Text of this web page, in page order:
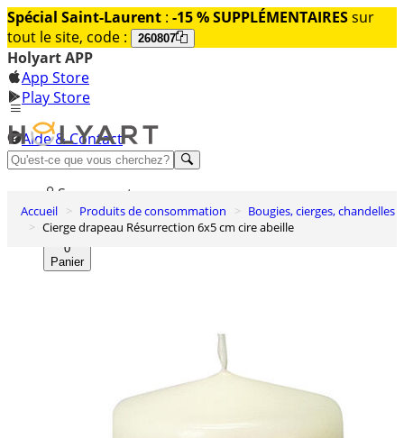
Spécial Saint-Laurent : -15 % SUPPLÉMENTAIRESsur
tout le site, code :
260807
Holyart APP
App Store
Play Store
Aide & Contact
Découvrez Premium
Se connecter
Liste des envies
0
Panier
Accueil Produits de consommation
Bougies, cierges, chandelles
Cierge drapeau Résurrection 6x5 cm cire abeille